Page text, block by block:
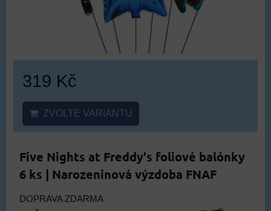
319 Kč
ZVOLTE VARIANTU
Five Nights at Freddy's foliové balónky
6 ks | Narozeninová výzdoba FNAF
DOPRAVA ZDARMA